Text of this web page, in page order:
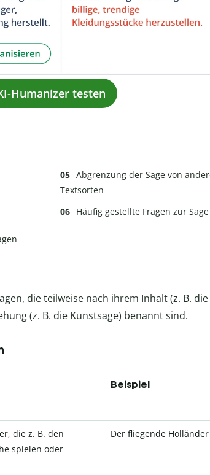
Humanizer testen
Abgrenzung der Sage von
Textsorten
Häufig gestellte Fragen zur Sage
die teilweise nach ihrem Inhalt (z. B.
(z. B. die Kunstsage) benannt sind.
Beispiel
die z. B. den
spielen oder
Der fliegende Holländer